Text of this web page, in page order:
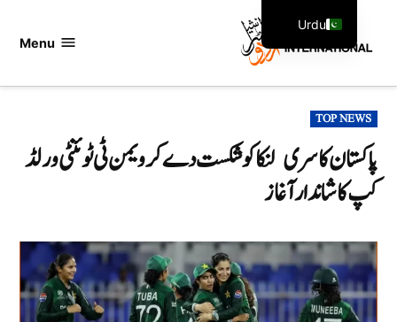
Menu
POSTED
IN
TOP NEWS
پاکستان کا سری لنکا کو شکست دے کر ویمن ٹی ٹوئنٹی ورلڈ
کپ کا شاندار آغاز
Urdu
English